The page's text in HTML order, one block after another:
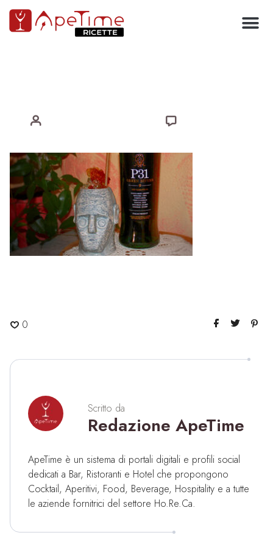
0
Scritto da
Redazione ApeTime
ApeTime è un sistema di portali digitali e profili social
dedicati a Bar, Ristoranti e Hotel che propongono
Cocktail, Aperitivi, Food, Beverage, Hospitality e a tutte
le aziende fornitrici del settore Ho.Re.Ca.